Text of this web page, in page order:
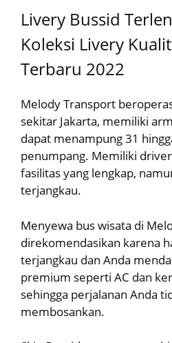
Livery Bussid
Koleksi Livery
Terbaru 2022
Melody Transport
sekitar Jakarta, memiliki
dapat menampung 31
penumpang. Memiliki
fasilitas yang lengkap,
terjangkau.
Menyewa bus wisata di
direkomendasikan karena
terjangkau dan Anda
premium seperti AC dan
sehingga perjalanan Anda
membosankan.